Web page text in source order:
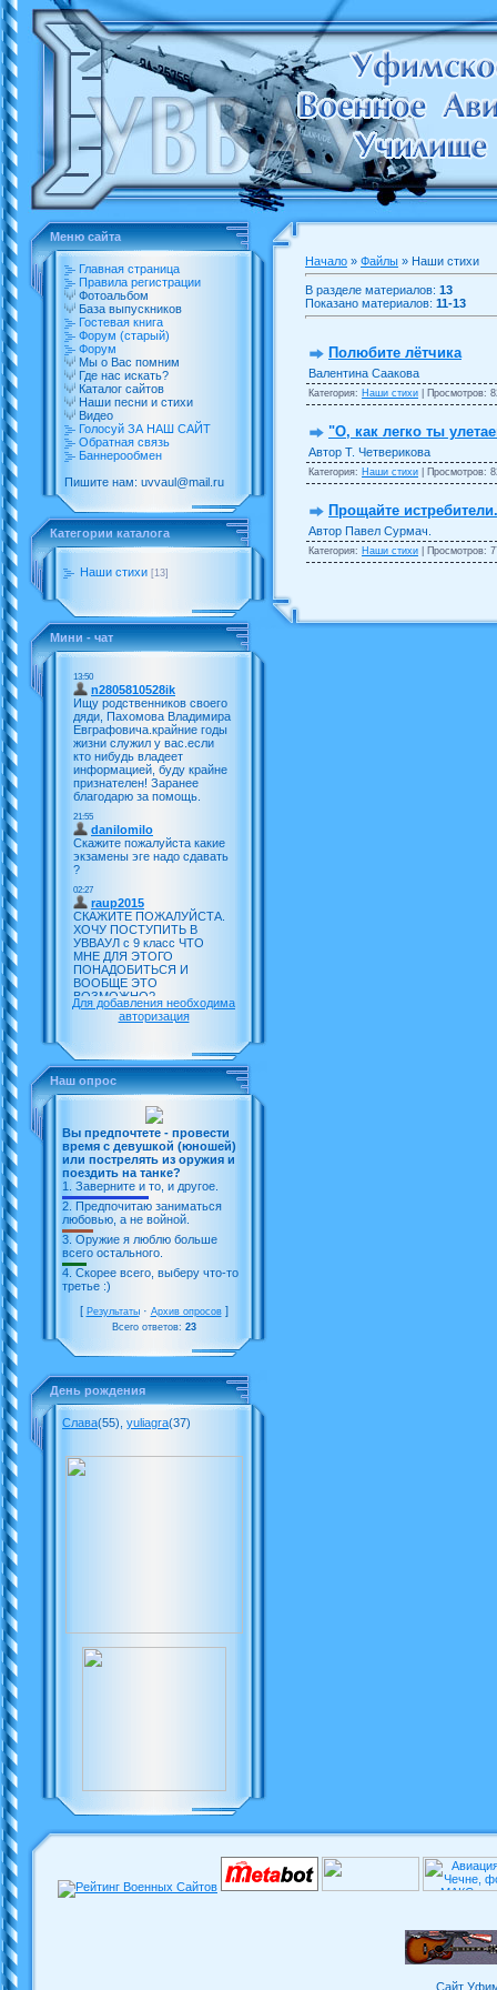
Меню сайта
Главная страница
Правила регистрации
Фотоальбом
База выпускников
Гостевая книга
Форум (старый)
Форум
Мы о Вас помним
Где нас искать?
Каталог сайтов
Наши песни и стихи
Видео
Голосуй ЗА НАШ САЙТ
Обратная связь
Баннерообмен
Пишите нам: uvvaul@mail.ru
Категории каталога
Наши стихи [13]
Мини - чат
Для добавления необходима
авторизация
Наш опрос
Вы предпочтете - провести
время с девушкой (юношей)
или пострелять из оружия и
поездить на танке?
1. Заверните и то, и другое.
2. Предпочитаю заниматься
любовью, а не войной.
3. Оружие я люблю больше
всего остального.
4. Скорее всего, выберу что-то
третье :)
[ Результаты· Архив опросов]
Всего ответов: 23
День рождения
Слава(55) yuliagra(37)
Начало » Файлы » Наши стихи
В разделе материалов: 13
Показано материалов: 11-13
Полюбите лётчика
Валентина Саакова
Категория: Наши стихи | Просмотров:
"О, как легко ты
Автор Т. Четверикова
Категория: Наши стихи | Просмотров:
Прощайте истребители.
Автор Павел Сурмач.
Категория: Наши стихи | Просмотров:
Сайт